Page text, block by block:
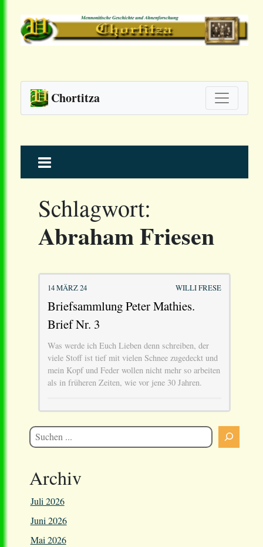
Chortitza
to
Schlagwort:
Abraham Friesen
14 MÄRZ 24 WILLI FRESE
Briefsammlung Peter Mathies.
Brief Nr. 3
Was werde ich Euch Lieben denn schreiben, der
viele Stoff ist tief mit vielen Schnee zugedeckt und
mein Kopf und Feder wollen nicht mehr so arbeiten
als in früheren Zeiten, wie vor jene 30 Jahren.
Archiv
Juli 2026
Juni 2026
Mai 2026